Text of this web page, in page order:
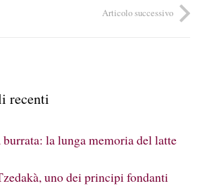
Articolo successivo
recenti
la lunga memoria del latte
uno dei principi fondanti